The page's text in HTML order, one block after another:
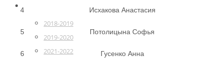
2018-2019
2019-2020
2021-2022
4 Исхакова Анастасия
5 Потолицына Софья
6 Гусенко Анна